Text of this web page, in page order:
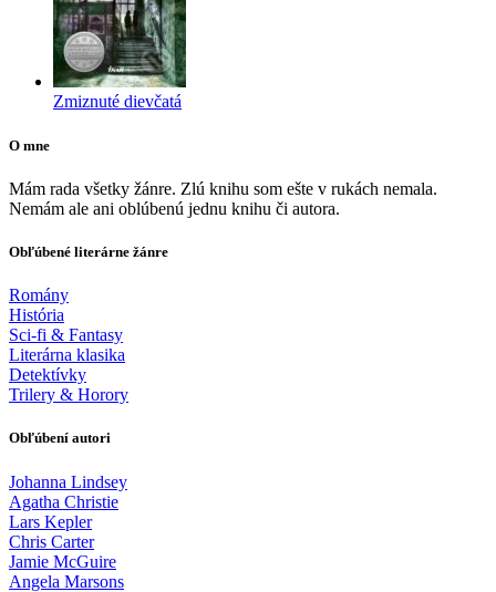
Zmiznuté dievčatá
O mne
Mám rada všetky žánre. Zlú knihu som ešte v rukách nemala.
Nemám ale ani oblúbenú jednu knihu či autora.
Obľúbené literárne žánre
Romány
História
Sci-fi & Fantasy
Literárna klasika
Detektívky
Trilery & Horory
Obľúbení autori
Johanna Lindsey
Agatha Christie
Lars Kepler
Chris Carter
Jamie McGuire
Angela Marsons